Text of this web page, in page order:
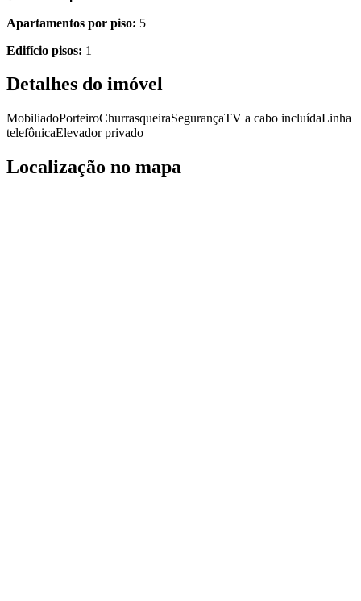
Apartamentos por piso: 5
Edifício pisos: 1
Detalhes do imóvel
MobiliadoPorteiroChurrasqueiraSegurançaTV a cabo incluídaLinha
telefônicaElevador privado
Localização no mapa